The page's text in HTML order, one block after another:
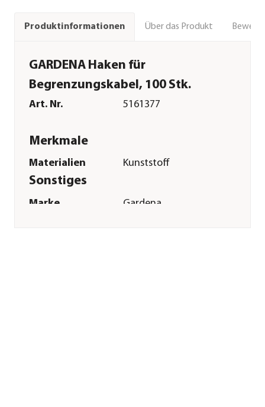
Produktinformationen Über das Produkt
GARDENA Haken für
Begrenzungskabel, 100 Stk.
Art. Nr. 5161377
Merkmale
Materialien Kunststoff
Sonstiges
Marke Gardena